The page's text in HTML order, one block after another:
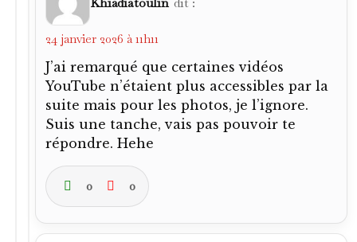
24 janvier 2026 à 11h11
J’ai remarqué que certaines vidéos
YouTube n’étaient plus accessibles par la
suite mais pour les photos, je l’ignore.
Suis une tanche, vais pas pouvoir te
répondre. Hehe
0 0